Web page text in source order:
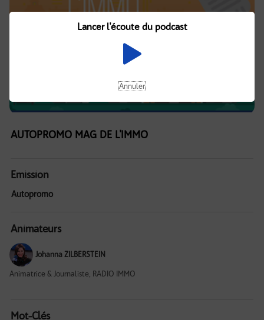
AUTOPROMO MAG DE L'IMMO
Emission
Autopromo
Animateurs
Johanna ZILBERSTEIN
Animatrice & Journaliste, RADIO IMMO
Mot-Clés
Lancer l'écoute du podcast
Annuler